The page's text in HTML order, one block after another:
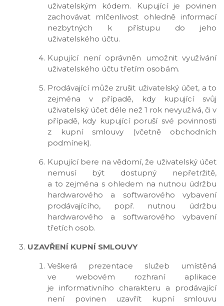
uživatelským kódem. Kupující je povinen
zachovávat mlčenlivost ohledně informací
nezbytných k přístupu do jeho
uživatelského účtu.
Kupující není oprávněn umožnit využívání
uživatelského účtu třetím osobám.
Prodávající může zrušit uživatelský účet, a to
zejména v případě, kdy kupující svůj
uživatelský účet déle než 1 rok nevyužívá, či v
případě, kdy kupující poruší své povinnosti
z kupní smlouvy (včetně obchodních
podmínek).
Kupující bere na vědomí, že uživatelský účet
nemusí být dostupný nepřetržitě,
a to zejména s ohledem na nutnou údržbu
hardwarového a softwarového vybavení
prodávajícího, popř. nutnou údržbu
hardwarového a softwarového vybavení
třetích osob.
UZAVŘENÍ KUPNÍ SMLOUVY
Veškerá prezentace služeb umístěná
ve webovém rozhraní aplikace
je informativního charakteru a prodávající
není povinen uzavřít kupní smlouvu